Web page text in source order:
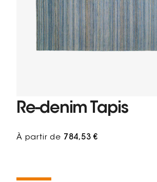
Re-denim Tapis
À partir de 784,53 €